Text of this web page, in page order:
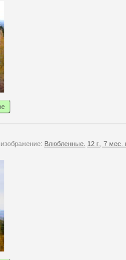
Влюбленные. 12 г., 7 мес.